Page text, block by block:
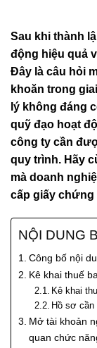
Sau khi thành
động hiệu quả
Đây là câu hỏi
khoăn trong
lý không đáng
quỹ đạo hoạt
công ty cần
quy trình. Hãy
mà doanh
cấp giấy chứng
NỘI DUNG
Công bố nội
Kê khai thuế
Kê khai
Hồ sơ cần
Mở tài khoản
quan chức